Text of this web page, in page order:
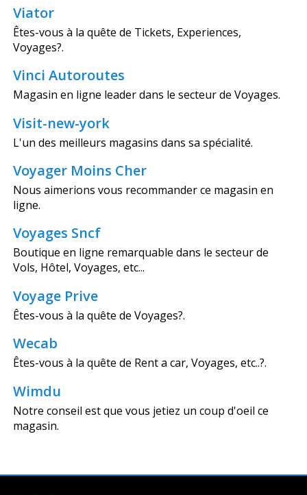
Viator
Êtes-vous à la quête de Tickets, Experiences,
Voyages?.
Vinci Autoroutes
Magasin en ligne leader dans le secteur de Voyages.
Visit-new-york
L'un des meilleurs magasins dans sa spécialité.
Voyager Moins Cher
Nous aimerions vous recommander ce magasin en
ligne.
Voyages Sncf
Boutique en ligne remarquable dans le secteur de
Vols, Hôtel, Voyages, etc...
Voyage Prive
Êtes-vous à la quête de Voyages?.
Wecab
Êtes-vous à la quête de Rent a car, Voyages, etc..?.
Wimdu
Notre conseil est que vous jetiez un coup d'oeil ce
magasin.